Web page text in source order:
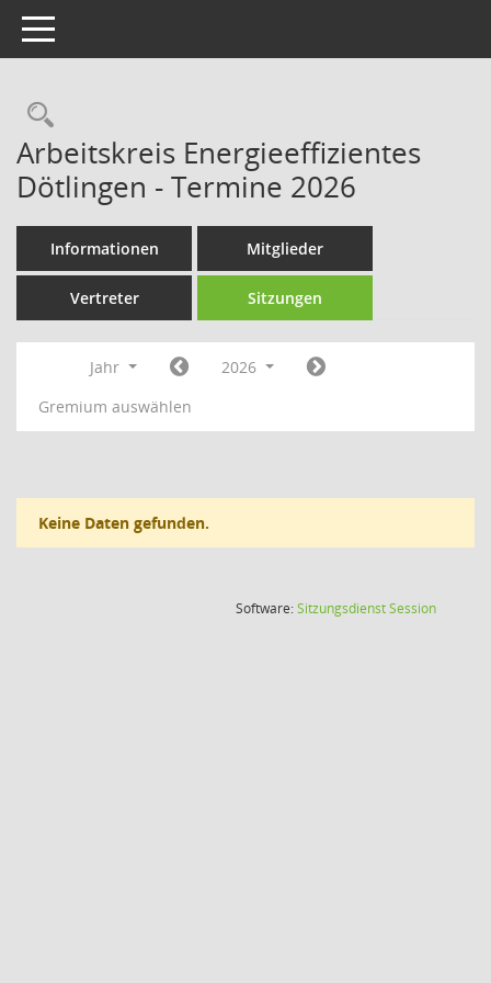
Toggle navigation
Rechercheauswahl
Arbeitskreis Energieeffizientes
Dötlingen - Termine 2026
Informationen Mitglieder
Vertreter Sitzungen
Jahr
2026
Gremium auswählen
Keine Daten gefunden.
Software:SitzungsdienstSession(Wird in